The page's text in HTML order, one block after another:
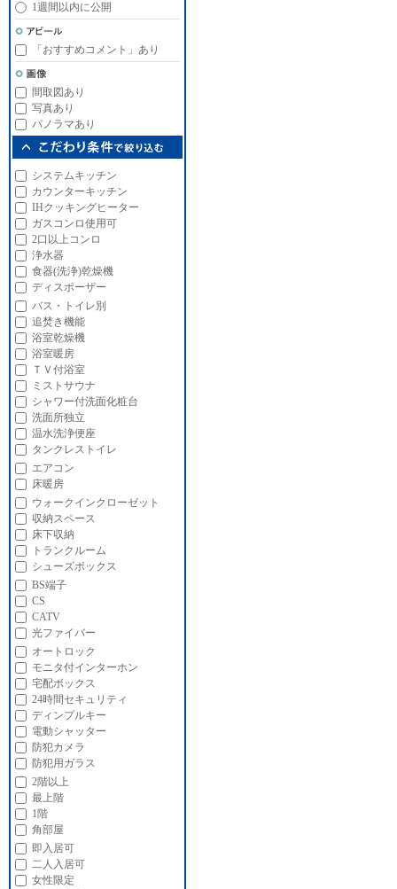
1週間以内に公開
「おすすめコメント」あり
間取図あり
写真あり
パノラマあり
システムキッチン
カウンターキッチン
IHクッキングヒーター
ガスコンロ使用可
2口以上コンロ
浄水器
食器(洗浄)乾燥機
ディスポーザー
バス・トイレ別
追焚き機能
浴室乾燥機
浴室暖房
ＴＶ付浴室
ミストサウナ
シャワー付洗面化粧台
洗面所独立
温水洗浄便座
タンクレストイレ
エアコン
床暖房
ウォークインクローゼット
収納スペース
床下収納
トランクルーム
シューズボックス
BS端子
CS
CATV
光ファイバー
オートロック
モニタ付インターホン
宅配ボックス
24時間セキュリティ
ディンプルキー
電動シャッター
防犯カメラ
防犯用ガラス
2階以上
最上階
1階
角部屋
即入居可
二人入居可
女性限定